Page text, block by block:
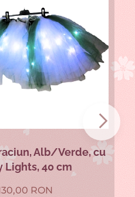
Alb/Verde, cu
Lights, 40 cm
RON